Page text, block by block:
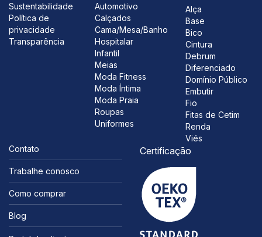
Sustentabilidade
Política de
privacidade
Transparência
Automotivo
Calçados
Cama/Mesa/Banho
Hospitalar
Infantil
Meias
Moda Fitness
Moda Íntima
Moda Praia
Roupas
Uniformes
Alça
Base
Bico
Cintura
Debrum
Diferenciado
Domínio Público
Embutir
Fio
Fitas de Cetim
Renda
Viés
Contato
Trabalhe conosco
Como comprar
Blog
Certificação